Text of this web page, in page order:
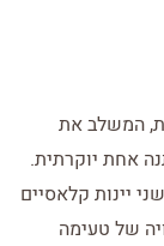
המשלב את
אחת יוקרתית.
יינות קלאסיים
של טעימה